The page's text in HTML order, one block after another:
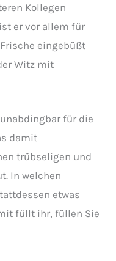
Kollegen
er vor allem für
eingebüßt
Witz mit
für die
damit
trübseligen und
In welchen
etwas
füllt ihr, füllen Sie